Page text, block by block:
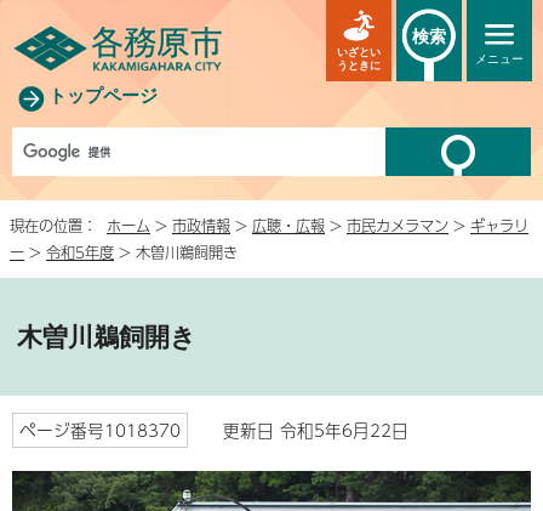
トップページ
メニュー
いざとい
うときに
検索
現在の位置： ホーム > 市政情報 > 広聴・広報 > 市民カメラマン > ギャラリ
ー > 令和5年度 > 木曽川鵜飼開き
木曽川鵜飼開き
ページ番号1018370 更新日 令和5年6月22日